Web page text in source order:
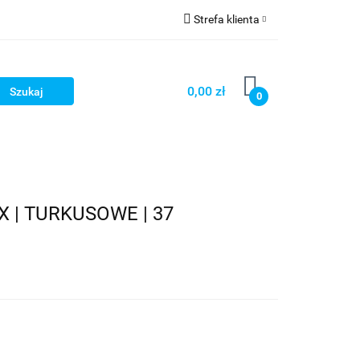
Strefa klienta
Zarejestruj się
Dodaj zgłoszenie
0,00 zł 0
| TURKUSOWE | 37